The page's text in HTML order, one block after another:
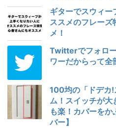
ギターでスウィー
ススメのフレーズ
メ！
Twitterでフォロ
ワーだからって全
100均の「ドデカ!
ム！スイッチが大
も楽！カバーを
バー】